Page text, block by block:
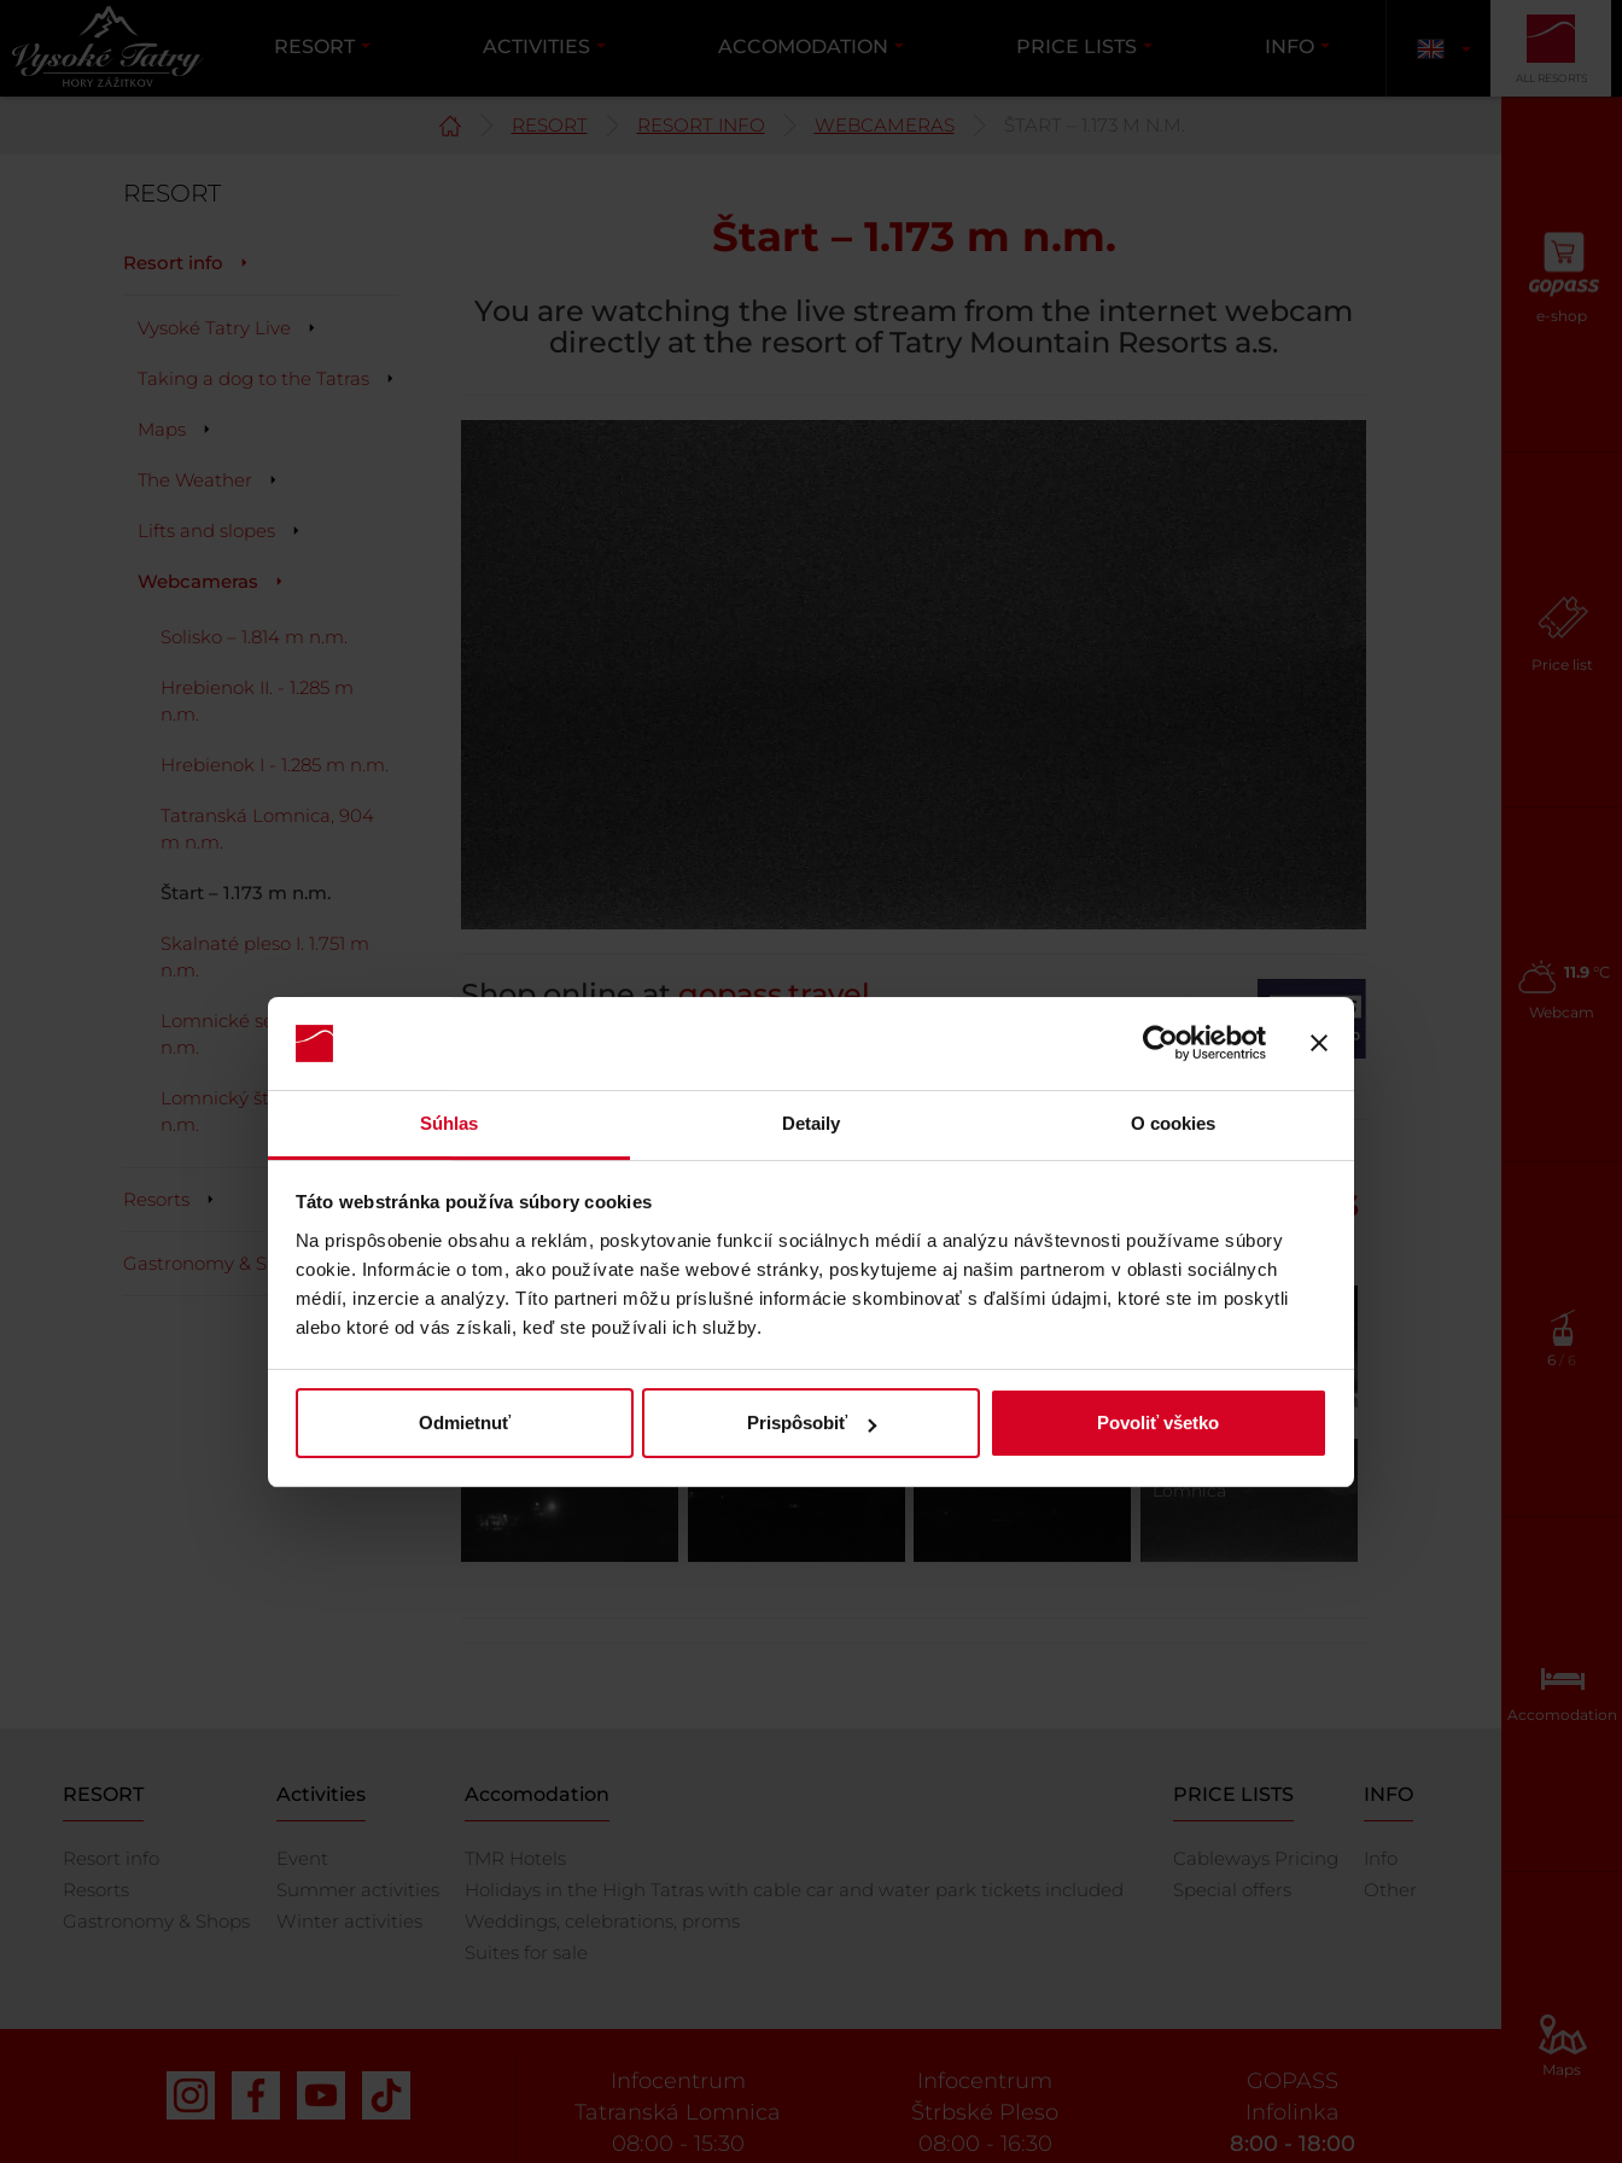
Súhlas Detaily O cookies
Táto webstránka používa súbory cookies
Na prispôsobenie obsahu a reklám, poskytovanie funkcií sociálnych médií a analýzu návštevnosti používame súbory
cookie. Informácie o tom, ako používate naše webové stránky, poskytujeme aj našim partnerom v oblasti sociálnych
médií, inzercie a analýzy. Títo partneri môžu príslušné informácie skombinovať s ďalšími údajmi, ktoré ste im poskytli
alebo ktoré od vás získali, keď ste používali ich služby.
Odmietnuť Prispôsobiť Povoliť všetko
e-shop
Price list
11.9°C
Webcam
6 / 6
Accomodation
Maps
RESORT ACTIVITIES ACCOMODATION PRICE LISTS INFO
ALL RESORTS
RESORT RESORT INFO WEBCAMERAS ŠTART – 1.173 M N.M.
RESORT
Resort info
Vysoké Tatry Live
Taking a dog to the Tatras
Maps
The Weather
Lifts and slopes
Webcameras
Solisko – 1.814 m n.m.
Hrebienok II. - 1.285 m
n.m.
Hrebienok I - 1.285 m n.m.
Tatranská Lomnica, 904
m n.m.
Štart – 1.173 m n.m.
Skalnaté pleso I. 1.751 m
n.m.
Lomnické sedlo 2.190 m.
n.m.
Lomnický štít 2.634 m
n.m.
Resorts
Gastronomy & Shops
Štart – 1.173 m n.m.
You are watching the live stream from the internet webcam
directly at the resort of Tatry Mountain Resorts a.s.
Shop online atgopass.travel
Other webcams in the resort: High Tatras
Lomnický štít Lomnické sedlo Skalnaté pleso II. Tatranská Lomnica
Starý Smokovec Hrebienok I. Solisko
Lomnica
RESORT
Resort info
Resorts
Gastronomy & Shops
Activities
Event
Summer activities
Winter activities
Accomodation
TMR Hotels
Holidays in the High Tatras with cable car and water park tickets included
Weddings, celebrations, proms
Suites for sale
PRICE LISTS
Cableways Pricing
Special offers
INFO
Info
Other
Infocentrum
Tatranská Lomnica
08:00 - 15:30
Infocentrum
Štrbské Pleso
08:00 - 16:30
GOPASS
Infolinka
8:00 - 18:00